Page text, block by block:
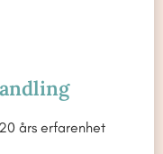
års erfarenhet